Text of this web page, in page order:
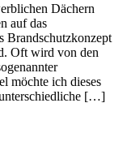
Dächern
auf das
Brandschutzkonzept
Oft wird von den
möchte ich dieses
unterschiedliche […]